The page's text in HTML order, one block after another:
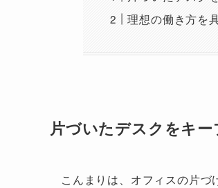
理想の働き方を
片づいたデスクをキ
こんまりは、オフィスの片